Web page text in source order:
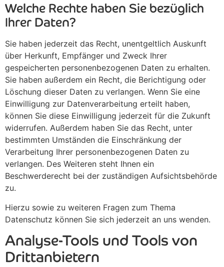
Welche Rechte haben Sie bezüglich
Ihrer Daten?
Sie haben jederzeit das Recht, unentgeltlich Auskunft
über Herkunft, Empfänger und Zweck Ihrer
gespeicherten personenbezogenen Daten zu erhalten.
Sie haben außerdem ein Recht, die Berichtigung oder
Löschung dieser Daten zu verlangen. Wenn Sie eine
Einwilligung zur Datenverarbeitung erteilt haben,
können Sie diese Einwilligung jederzeit für die Zukunft
widerrufen. Außerdem haben Sie das Recht, unter
bestimmten Umständen die Einschränkung der
Verarbeitung Ihrer personenbezogenen Daten zu
verlangen. Des Weiteren steht Ihnen ein
Beschwerderecht bei der zuständigen Aufsichtsbehörde
zu.
Hierzu sowie zu weiteren Fragen zum Thema
Datenschutz können Sie sich jederzeit an uns wenden.
Analyse-Tools und Tools von
Dritt­anbietern